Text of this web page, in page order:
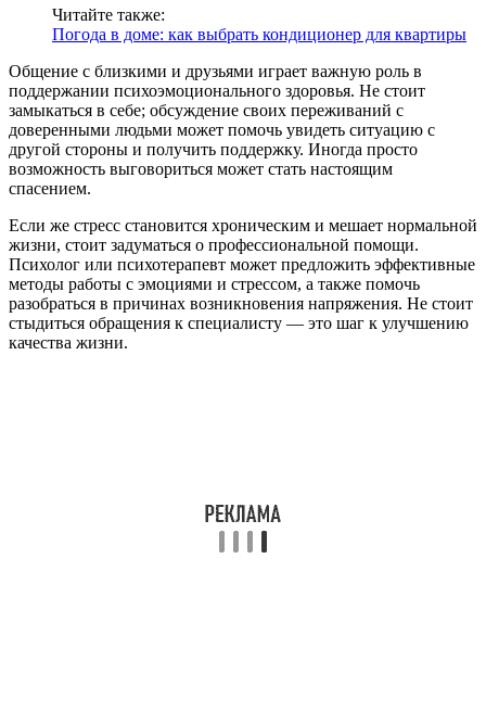
Читайте также:
Погода в доме: как выбрать кондиционер для квартиры
Общение с близкими и друзьями играет важную роль в
поддержании психоэмоционального здоровья. Не стоит
замыкаться в себе; обсуждение своих переживаний с
доверенными людьми может помочь увидеть ситуацию с
другой стороны и получить поддержку. Иногда просто
возможность выговориться может стать настоящим
спасением.
Если же стресс становится хроническим и мешает нормальной
жизни, стоит задуматься о профессиональной помощи.
Психолог или психотерапевт может предложить эффективные
методы работы с эмоциями и стрессом, а также помочь
разобраться в причинах возникновения напряжения. Не стоит
стыдиться обращения к специалисту — это шаг к улучшению
качества жизни.